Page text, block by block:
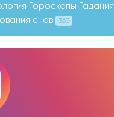
Гороскопы Гадания
снов 363